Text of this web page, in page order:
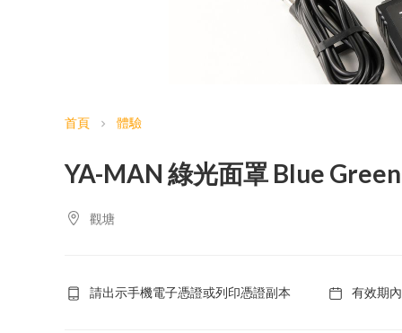
首頁 chevron_right 體驗
YA-MAN 綠光面罩 Blue
觀塘
請出示手機電子憑證或列印憑證副本 有效期